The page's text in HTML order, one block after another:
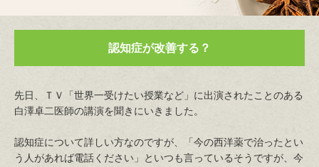
認知症が改善する？
先日、ＴＶ「世界一受けたい授業など」に出演されたことのある
白澤卓二医師の講演を聞きにいきました。
認知症について詳しい方なのですが、「今の西洋薬で治ったとい
う人があれば電話ください」といつも言っているそうですが、今